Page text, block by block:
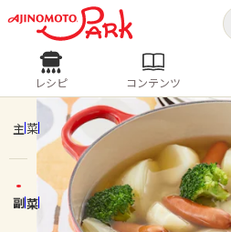
ログインするとレシピ
ログイン
ホーム
レシピ
人気の食材・レシピ
きゅうり なす トマト
レシピ コンテンツ
主菜
副菜